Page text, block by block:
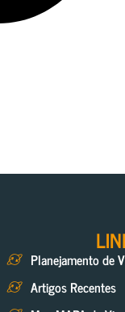
Planejamento de
Artigos Recentes